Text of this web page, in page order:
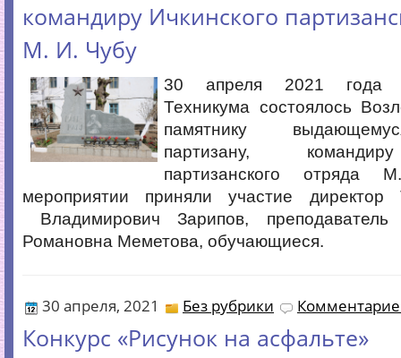
командиру Ичкинского
М. И. Чубу
30 апреля 2021 года
Техникума состоялось
памятнику
партизану,
партизанского
мероприятии приняли участие директор
Владимирович Зарипов,
Романовна Меметова, обучающиеся.
30 апреля, 2021 Без рубрики
Конкурс «Рисунок на асфальте»